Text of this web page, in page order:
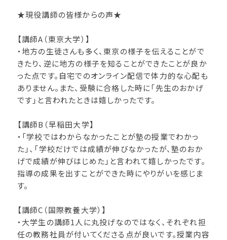
★現役講師の皆様からの声★
【講師A（東京大学）】
・地方の生徒さんも多く、東京の様子を伝えることがで
きたり、逆に地方の様子を知ることができたことが良か
った点です。自宅でのオンライン配信で体力的な心配も
ありません。また、受験に合格した時に「先生のおかげ
です」と言われたときは嬉しかったです。
【講師B（早稲田大学】
・「学校ではわからなかったことが塾の授業でわかっ
た」、「学校だけでは成績が伸びなかったが、塾のおか
げで成績が伸びはじめた」と言われて嬉しかったです。
指導の成果を出すことができた時にやりがいを感じま
す。
【講師C（国際教養大学）】
・大学生の講師1人に丸投げなのではなく、それぞれ担
任の教務社員が付いてくださる点が良いです。授業内容